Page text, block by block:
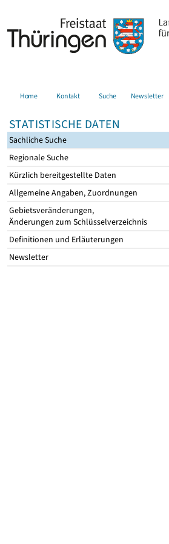
Home Kontakt Suche Newsletter
STATISTISCHE DATEN
Sachliche Suche
Regionale Suche
Kürzlich bereitgestellte Daten
Allgemeine Angaben, Zuordnungen
Gebietsveränderungen,
Änderungen zum Schlüsselverzeichnis
Definitionen und Erläuterungen
Newsletter